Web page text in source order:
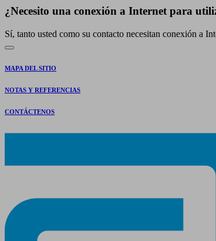
¿Necesito una conexión a Internet para
Sí, tanto usted como su contacto necesitan conexión a
MAPA DEL SITIO
NOTAS Y REFERENCIAS
CONTÁCTENOS